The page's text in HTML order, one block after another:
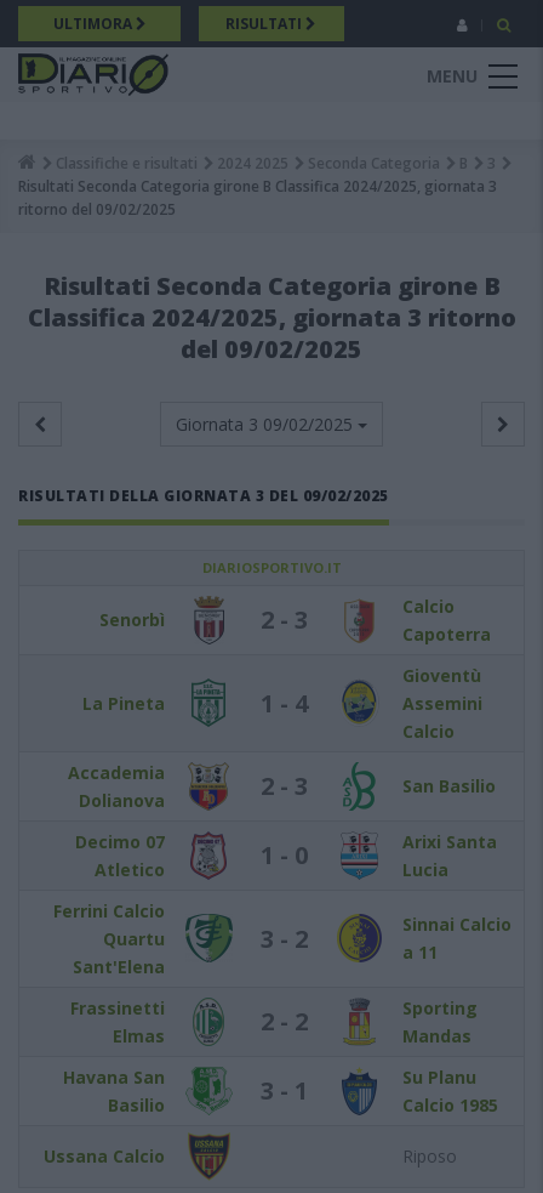
Salta
al
contenuto
principale
ULTIMORA RISULTATI
MENU
Breadcrumb
Classifiche e risultati 2024 2025 Seconda Categoria B
3
Risultati Seconda Categoria girone B Classifica 2024/2025, giornata 3
ritorno del 09/02/2025
Risultati Seconda Categoria girone B
Classifica 2024/2025, giornata 3 ritorno
del 09/02/2025
Giornata 3 09/02/2025
RISULTATI DELLA GIORNATA 3 DEL 09/02/2025
DIARIOSPORTIVO.IT
Senorbì 2 - 3
Calcio
Capoterra
La Pineta 1 - 4
Gioventù
Assemini
Calcio
Accademia
Dolianova
2 - 3 San Basilio
Decimo 07
Atletico
1 - 0
Arixi Santa
Lucia
Ferrini Calcio
Quartu
Sant'Elena
3 - 2
Sinnai Calcio
a 11
Frassinetti
Elmas
2 - 2
Sporting
Mandas
Havana San
Basilio
3 - 1
Su Planu
Calcio 1985
Ussana Calcio Riposo